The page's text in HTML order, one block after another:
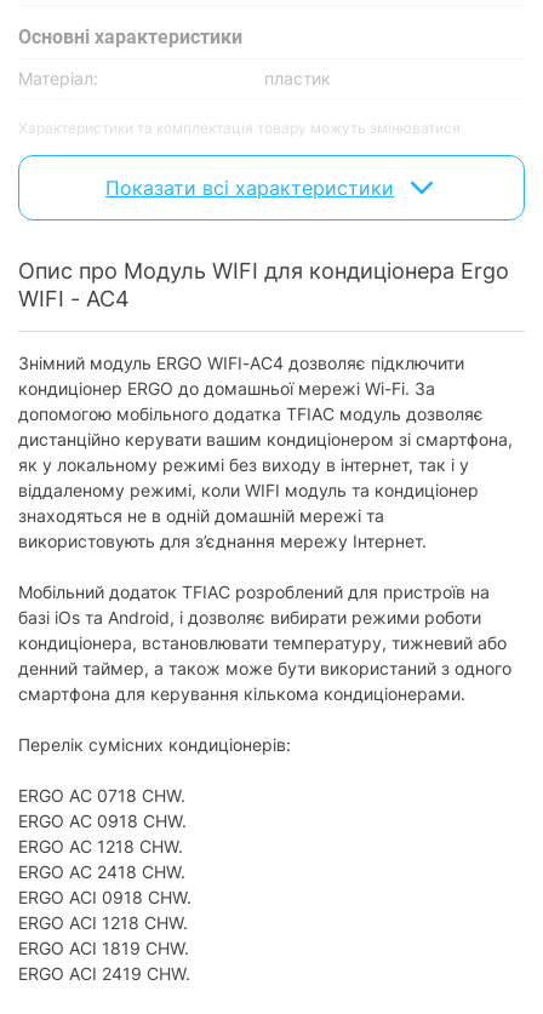
Основнi характеристики
Матеріал: пластик
Характеристики та комплектація товару можуть змінюватися
Показати всі характеристики
Опис про Модуль WIFI для кондиціонера Ergo
WIFI - AC4
Знімний модуль ERGO WIFI-AC4 дозволяє підключити
кондиціонер ERGO до домашньої мережі Wi-Fi. За
допомогою мобільного додатка TFIAC модуль дозволяє
дистанційно керувати вашим кондиціонером зі смартфона,
як у локальному режимі без виходу в інтернет, так і у
віддаленому режимі, коли WIFI модуль та кондиціонер
знаходяться не в одній домашній мережі та
використовують для з’єднання мережу Інтернет.
Мобільний додаток TFIAC розроблений для пристроїв на
базі iOs та Android, і дозволяє вибирати режими роботи
кондиціонера, встановлювати температуру, тижневий або
денний таймер, а також може бути використаний з одного
смартфона для керування кількома кондиціонерами.
Перелік сумісних кондиціонерів:
ERGO AC 0718 CHW.
ERGO AC 0918 CHW.
ERGO AC 1218 CHW.
ERGO AC 2418 CHW.
ERGO ACI 0918 CHW.
ERGO ACI 1218 CHW.
ERGO ACI 1819 CHW.
ERGO ACI 2419 CHW.